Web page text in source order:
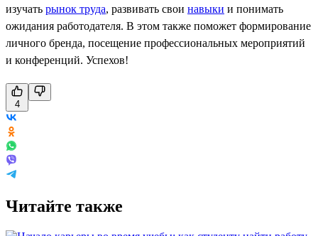
изучать рынок труда, развивать свои навыки и понимать
ожидания работодателя. В этом также поможет формирование
личного бренда, посещение профессиональных мероприятий
и конференций. Успехов!
4
Читайте также